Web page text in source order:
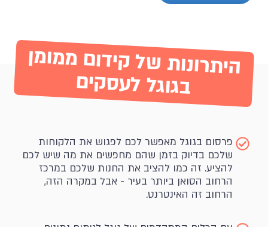
היתרונות של קידום ממומן
בגוגל לעסקים
פרסום בגוגל מאפשר לכם לפגוש את הלקוחות
שלכם בדיוק בזמן שהם מחפשים את מה שיש לכם
להציע. זה כמו להציב את החנות שלכם במרכז
הרחוב הסואן ביותר בעיר - אבל במקרה הזה,
הרחוב זה האינטרנט.